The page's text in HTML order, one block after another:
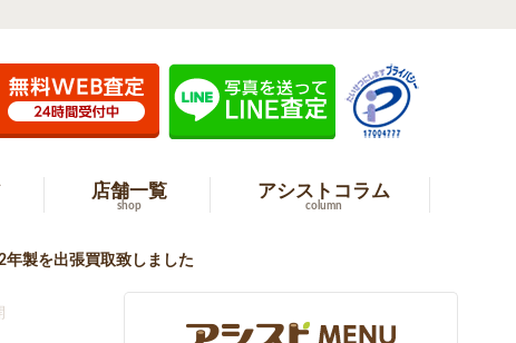
店舗一覧
shop
アシストコラム
column
年製を出張買取致しました